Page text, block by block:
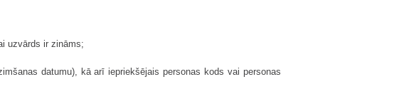
uzvārds ir zināms;
datumu), kā arī iepriekšējais personas kods vai personas